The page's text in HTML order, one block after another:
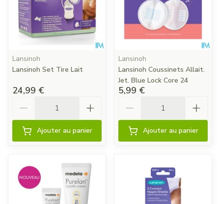
Lansinoh
Lansinoh Set Tire Lait
24,99 €
Ajouter au panier
Lansinoh
Lansinoh Coussinets Allait.
Jet. Blue Lock Core 24
5,99 €
Ajouter au panier